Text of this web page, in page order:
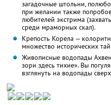
загадочные штольни,
при желании также
любителей экстрима
среди мраморных скал).
Крепость Корела —
множество исторических
Живописные водопады
зори здесь тихие». Вы
взглянуть на водопады